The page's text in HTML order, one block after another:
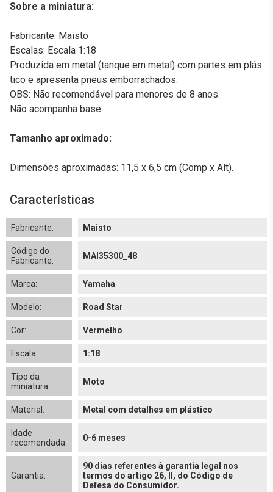
Sobre a miniatura:
Fabricante: Maisto
Escalas: Escala 1:18
Produzida em metal (tanque em metal) com partes em plás
tico e apresenta pneus emborrachados.
OBS: Não recomendável para menores de 8 anos.
Não acompanha base.
Tamanho aproximado:
Dimensões aproximadas: 11,5 x 6,5 cm (Comp x Alt).
Características
Fabricante: Maisto
Código do
Fabricante:
MAI35300_48
Marca: Yamaha
Modelo: Road Star
Cor: Vermelho
Escala: 1:18
Tipo da
miniatura:
Moto
Material: Metal com detalhes em plástico
Idade
recomendada:
0-6 meses
Garantia:
90 dias referentes à garantia legal nos
termos do artigo 26, II, do Código de
Defesa do Consumidor.